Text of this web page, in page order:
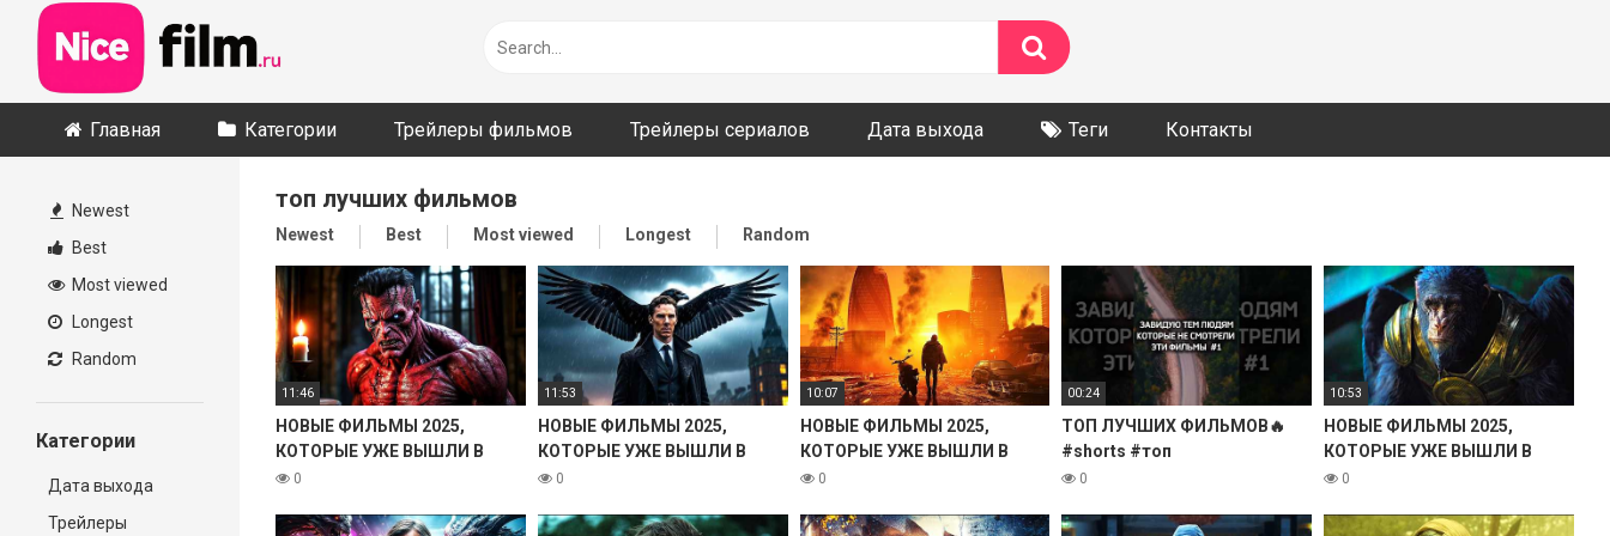
content
Главная Категории Трейлеры фильмов Трейлеры сериалов Дата выхода Теги Контакты
Newest
Best
Most viewed
Longest
Random
Категории
Дата выхода
Трейлеры
топ лучших фильмов
Newest Best Most viewed Longest Random
11:46
НОВЫЕ ФИЛЬМЫ 2025,
КОТОРЫЕ УЖЕ ВЫШЛИ В
ХОРОШЕМ КАЧЕСТВЕ! ЧТО
ФИЛЬМОВ НОВИНКИ КИНО
0
11:53
НОВЫЕ ФИЛЬМЫ 2025,
КОТОРЫЕ УЖЕ ВЫШЛИ В
ХОРОШЕМ КАЧЕСТВЕ! ЧТО
ФИЛЬМОВ НОВИНКИ КИНО
0
10:07
НОВЫЕ ФИЛЬМЫ 2025,
КОТОРЫЕ УЖЕ ВЫШЛИ В
ХОРОШЕМ КАЧЕСТВЕ! ЧТО
ФИЛЬМОВ НОВИНКИ КИНО
0
00:24
ТОП ЛУЧШИХ ФИЛЬМОВ🔥
#shorts #топ
#лучшиефильмы
0
10:53
НОВЫЕ ФИЛЬМЫ 2025,
КОТОРЫЕ УЖЕ ВЫШЛИ В
ХОРОШЕМ КАЧЕСТВЕ! ЧТО
ФИЛЬМОВ НОВИНКИ КИНО
0